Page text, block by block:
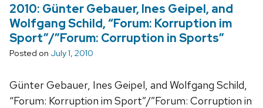
2010: Günter Gebauer, Ines Geipel, and
Wolfgang Schild, “Forum: Korruption im
Sport”/”Forum: Corruption in Sports”
Posted on July 1, 2010
Günter Gebauer, Ines Geipel, and Wolfgang Schild,
“Forum: Korruption im Sport”/”Forum: Corruption in